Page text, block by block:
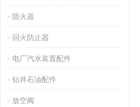
阻火器
回火防止器
电厂汽水装置配件
钻井石油配件
放空阀